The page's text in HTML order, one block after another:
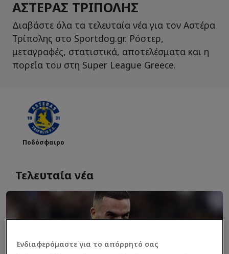
ΑΣΤΈΡΑΣ ΤΡΊΠΟΛΗΣ
Διαβάστε όλα τα τελευταία νέα για τον Αστέρα
Τρίπολης στο Sportdog.gr. Ρόστερ,
μεταγραφές, στατιστικά, αποτελέσματα και η
πορεία του στη Super League Greece.
Ποδόσφαιρο
Τελευταία νέα
Ενδιαφερόμαστε για το απόρρητό σας